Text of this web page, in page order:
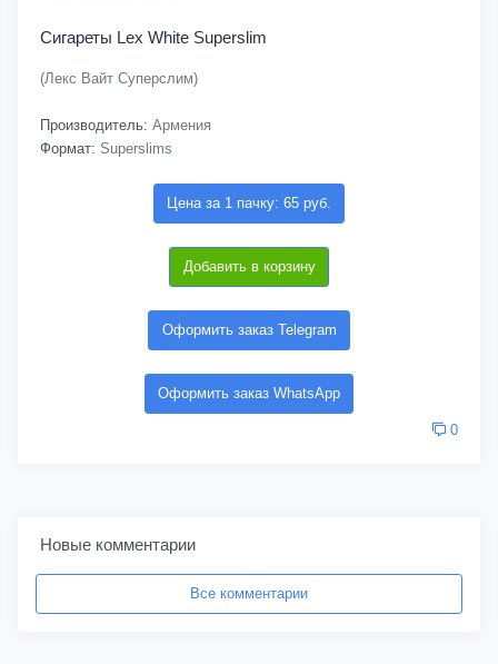
Сигареты Lex White Superslim
(Лекс Вайт Суперслим)
Производитель: Армения
Формат: Superslims
Цена за 1 пачку: 65 руб.
Добавить в корзину
Оформить заказ Telegram
Оформить заказ WhatsApp
0
Новые комментарии
Все комментарии